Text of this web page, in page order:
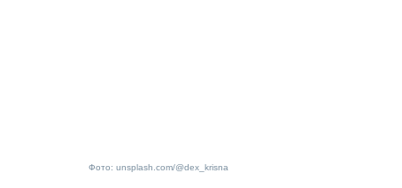
Фото: unsplash.com/@dex_krisna